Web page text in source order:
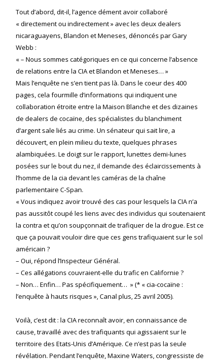
Tout d’abord, dit-il, l’agence dément avoir collaboré
« directement ou indirectement » avec les deux dealers
nicaraguayens, Blandon et Meneses, dénoncés par Gary
Webb :
« – Nous sommes catégoriques en ce qui concerne l’absence
de relations entre la CIA et Blandon et Meneses… »
Mais l’enquête ne s’en tient pas là. Dans le coeur des 400
pages, cela fourmille d’informations qui indiquent une
collaboration étroite entre la Maison Blanche et des dizaines
de dealers de cocaïne, des spécialistes du blanchiment
d’argent sale liés au crime. Un sénateur qui sait lire, a
découvert, en plein milieu du texte, quelques phrases
alambiquées. Le doigt sur le rapport, lunettes demi-lunes
posées sur le bout du nez, il demande des éclaircissements à
l’homme de la cia devant les caméras de la chaîne
parlementaire C-Span.
« Vous indiquez avoir trouvé des cas pour lesquels la CIA n’a
pas aussitôt coupé les liens avec des individus qui soutenaient
la contra et qu’on soupçonnait de trafiquer de la drogue. Est ce
que ça pouvait vouloir dire que ces gens trafiquaient sur le sol
américain ?
– Oui, répond l’Inspecteur Général.
– Ces allégations couvraient-elle du trafic en Californie ?
– Non… Enfin… Pas spécifiquement… » (* « cia-cocaïne :
l’enquête à hauts risques », Canal plus, 25 avril 2005).
Voilà, c’est dit : la CIA reconnaît avoir, en connaissance de
cause, travaillé avec des trafiquants qui agissaient sur le
territoire des Etats-Unis d’Amérique. Ce n’est pas la seule
révélation. Pendant l’enquête, Maxine Waters, congressiste de